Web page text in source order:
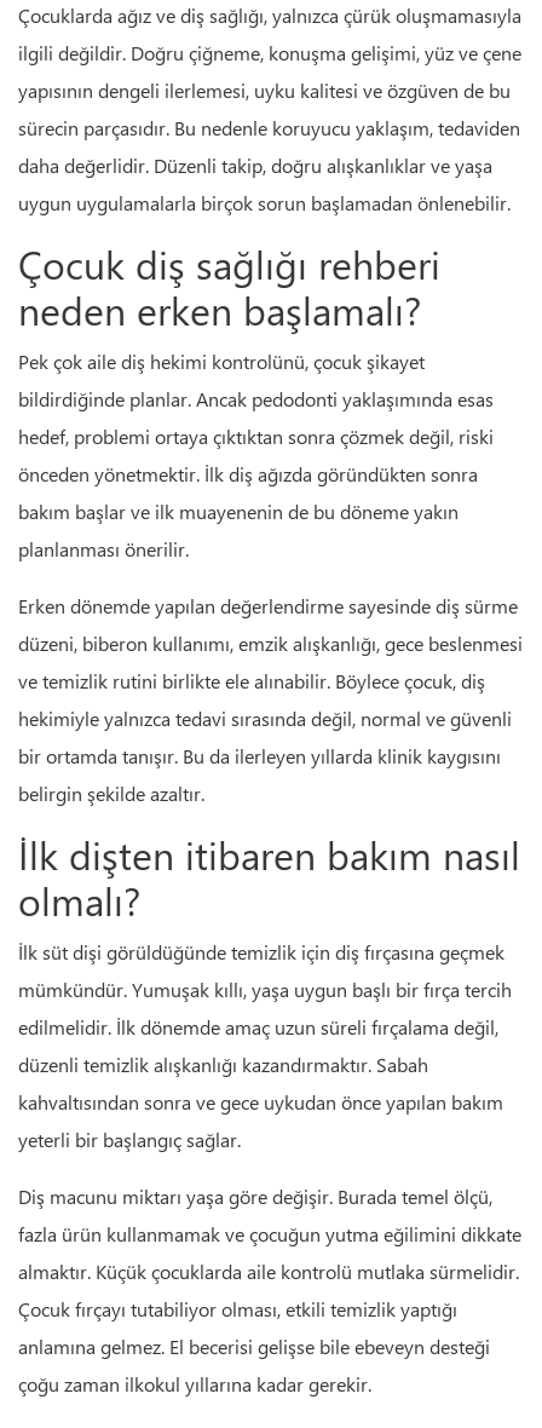
Çocuklarda ağız ve diş sağlığı, yalnızca çürük oluşmamasıyla
ilgili değildir. Doğru çiğneme, konuşma gelişimi, yüz ve çene
yapısının dengeli ilerlemesi, uyku kalitesi ve özgüven de bu
sürecin parçasıdır. Bu nedenle koruyucu yaklaşım, tedaviden
daha değerlidir. Düzenli takip, doğru alışkanlıklar ve yaşa
uygun uygulamalarla birçok sorun başlamadan önlenebilir.
Çocuk diş sağlığı rehberi
neden erken başlamalı?
Pek çok aile diş hekimi kontrolünü, çocuk şikayet
bildirdiğinde planlar. Ancak pedodonti yaklaşımında esas
hedef, problemi ortaya çıktıktan sonra çözmek değil, riski
önceden yönetmektir. İlk diş ağızda göründükten sonra
bakım başlar ve ilk muayenenin de bu döneme yakın
planlanması önerilir.
Erken dönemde yapılan değerlendirme sayesinde diş sürme
düzeni, biberon kullanımı, emzik alışkanlığı, gece beslenmesi
ve temizlik rutini birlikte ele alınabilir. Böylece çocuk, diş
hekimiyle yalnızca tedavi sırasında değil, normal ve güvenli
bir ortamda tanışır. Bu da ilerleyen yıllarda klinik kaygısını
belirgin şekilde azaltır.
İlk dişten itibaren bakım nasıl
olmalı?
İlk süt dişi görüldüğünde temizlik için diş fırçasına geçmek
mümkündür. Yumuşak kıllı, yaşa uygun başlı bir fırça tercih
edilmelidir. İlk dönemde amaç uzun süreli fırçalama değil,
düzenli temizlik alışkanlığı kazandırmaktır. Sabah
kahvaltısından sonra ve gece uykudan önce yapılan bakım
yeterli bir başlangıç sağlar.
Diş macunu miktarı yaşa göre değişir. Burada temel ölçü,
fazla ürün kullanmamak ve çocuğun yutma eğilimini dikkate
almaktır. Küçük çocuklarda aile kontrolü mutlaka sürmelidir.
Çocuk fırçayı tutabiliyor olması, etkili temizlik yaptığı
anlamına gelmez. El becerisi gelişse bile ebeveyn desteği
çoğu zaman ilkokul yıllarına kadar gerekir.